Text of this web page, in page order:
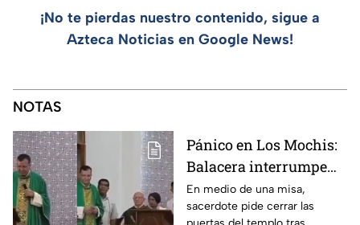
¡No te pierdas nuestro contenido, sigue a
Azteca Noticias en Google News!
NOTAS
Pánico en Los Mochis:
Balacera interrumpe
misa por
enfrentamiento entre
En medio de una misa,
sacerdote pide cerrar las